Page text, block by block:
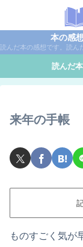
本の感
読んだ
来年の手帳
ものすごく気が